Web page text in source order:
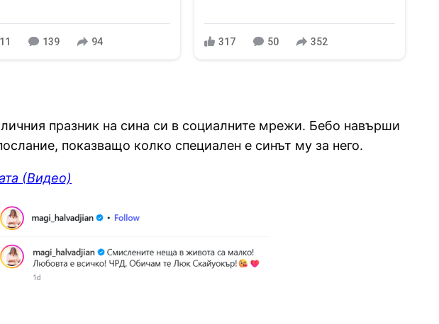
139 94 317 50 352
празник на сина си в социалните мрежи. Бебо навърши
показващо колко специален е синът му за него.
(Видео)